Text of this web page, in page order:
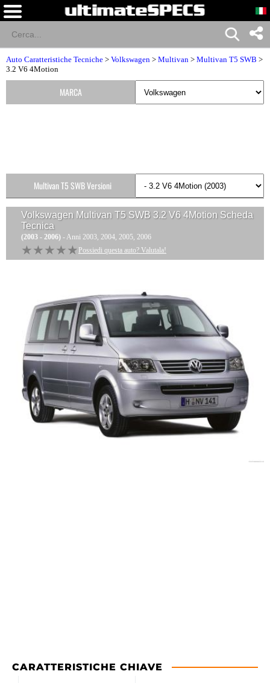
Auto Caratteristiche Tecniche > Volkswagen > Multivan > Multivan T5 SWB >
3.2 V6 4Motion
Volkswagen Multivan T5 SWB 3.2 V6 4Motion Scheda
Tecnica
(2003 - 2006) - Anni 2003, 2004, 2005, 2006
★★★★★
★★★★★ Possiedi questa auto? Valutala!
CARATTERISTICHE CHIAVE
MARCA
Multivan T5 SWB Versioni